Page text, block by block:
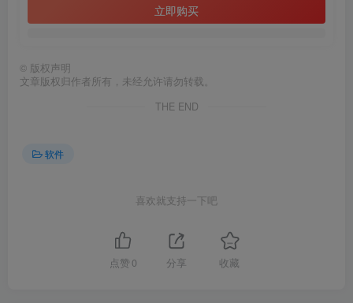
立即购买
© 版权声明
文章版权归作者所有，未经允许请勿转载。
THE END
软件
喜欢就支持一下吧
点赞 0 分享 收藏